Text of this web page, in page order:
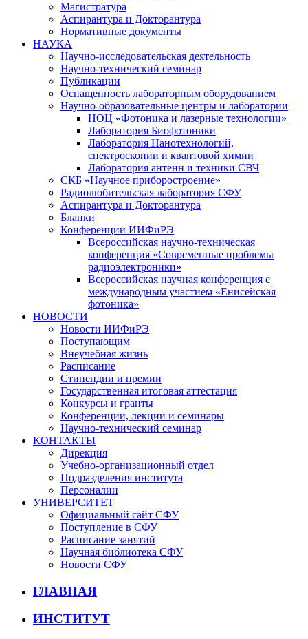
Магистратура
Аспирантура и Докторантура
Нормативные документы
НАУКА
Научно-исследовательская деятельность
Научно-технический семинар
Публикации
Оснащенность лабораторным оборудованием
Научно-образовательные центры и лаборатории
НОЦ «Фотоника и лазерные технологии»
Лаборатория Биофотоники
Лаборатория Нанотехнологий,
спектроскопии и квантовой химии
Лаборатория антенн и техники СВЧ
СКБ «Научное приборостроение»
Радиолюбительская лаборатория СФУ
Аспирантура и Докторантура
Бланки
Конференции ИИФиРЭ
Всероссийская научно-техническая
конференция «Современные проблемы
радиоэлектроники»
Всероссийская научная конференция с
международным участием «Енисейская
фотоника»
НОВОСТИ
Новости ИИФиРЭ
Поступающим
Внеучебная жизнь
Расписание
Стипендии и премии
Государственная итоговая аттестация
Конкурсы и гранты
Конференции, лекции и семинары
Научно-технический семинар
КОНТАКТЫ
Дирекция
Учебно-организационный отдел
Подразделения института
Персоналии
УНИВЕРСИТЕТ
Официальный сайт СФУ
Поступление в СФУ
Расписание занятий
Научная библиотека СФУ
Новости СФУ
ГЛАВНАЯ
ИНСТИТУТ